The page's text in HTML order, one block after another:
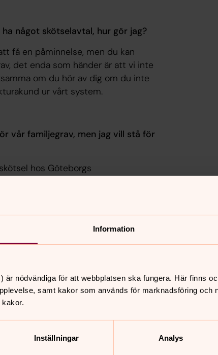
Information
är nödvändiga för att webbplatsen ska fungera. Här finns
samt kakor som används för marknadsföring och
Inställningar Analys
något skötselavtal, hur gör jag?
få en påminnelse, men du kan
det enda som händer är att vi inte
om du hör av dig om du inte
ur vårt system.
vår familjegrav, men jag vill stå för
hos Göteborgs
oenigheter ska uppstå. Om du vill
på egen hand.
via din internetbank med det e-
behöver ändå betala den aktuella
elektroniskt till din dator eller mobil.
för skötseln för flera år,